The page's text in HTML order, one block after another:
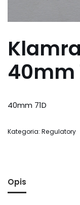
40mm
40mm 71D
Kategoria: Regulatory
Opis